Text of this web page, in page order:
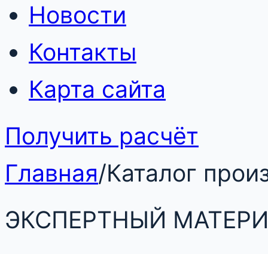
Новости
Контакты
Карта сайта
Получить расчёт
Главная/Каталог
ЭКСПЕРТНЫЙ